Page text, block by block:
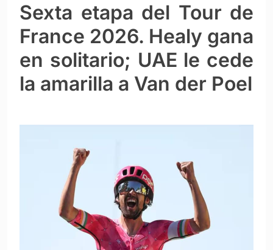
Sexta etapa del Tour de
France 2026. Healy gana
en solitario; UAE le cede
la amarilla a Van der Poel